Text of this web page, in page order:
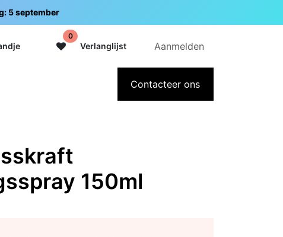
5 september
0
Verlanglijst Aanmelden
Over IntermediContacteer ons
150ml